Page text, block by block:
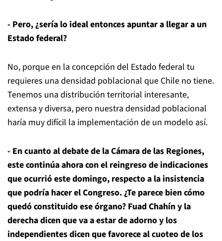
- Pero, ¿sería lo ideal entonces apuntar a llegar a un
Estado federal?
No, porque en la concepción del Estado federal tu
requieres una densidad poblacional que Chile no tiene.
Tenemos una distribución territorial interesante,
extensa y diversa, pero nuestra densidad poblacional
haría muy difícil la implementación de un modelo así.
- En cuanto al debate de la Cámara de las Regiones,
este continúa ahora con el reingreso de indicaciones
que ocurrió este domingo, respecto a la insistencia
que podría hacer el Congreso. ¿Te parece bien cómo
quedó constituido ese órgano? Fuad Chahín y la
derecha dicen que va a estar de adorno y los
independientes dicen que favorece al cuoteo de los